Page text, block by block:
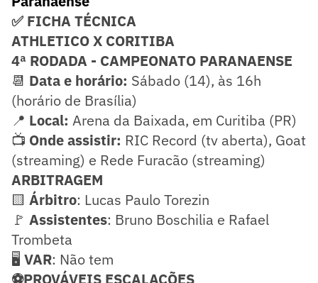
✅ FICHA TÉCNICA
ATHLETICO X CORITIBA
4ª RODADA - CAMPEONATO PARANAENSE
📆 Data e horário: Sábado (14), às 16h
(horário de Brasília)
📍 Local: Arena da Baixada, em Curitiba (PR)
📺 Onde assistir: RIC Record (tv aberta), Goat
(streaming) e Rede Furacão (streaming)
ARBITRAGEM
🟨 Árbitro: Lucas Paulo Torezin
🚩 Assistentes: Bruno Boschilia e Rafael
Trombeta
🖥️ VAR: Não tem
⚽PROVÁVEIS ESCALAÇÕES